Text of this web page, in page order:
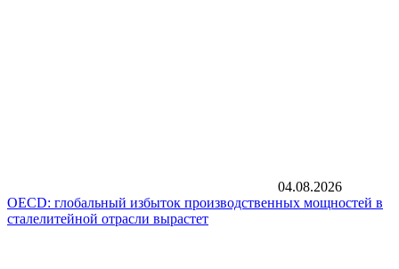
04.08.2026
OECD: глобальный избыток производственных мощностей в
сталелитейной отрасли вырастет